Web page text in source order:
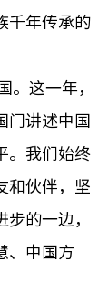
千年传承的
。这一年，
门讲述中国
。我们始终
和伙伴，坚
的一边，
、中国方